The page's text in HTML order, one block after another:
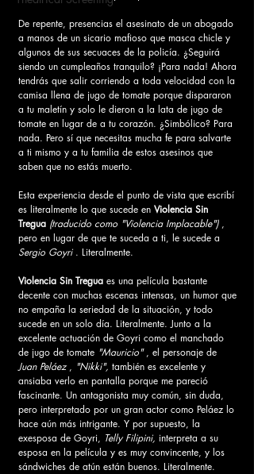
De repente, presencias el asesinato de un abogado
a manos de un sicario mafioso que masca chicle y
algunos de sus secuaces de la policía. ¿Seguirá
siendo un cumpleaños tranquilo? ¡Para nada! Ahora
tendrás que salir corriendo a toda velocidad con la
camisa llena de jugo de tomate porque dispararon
a tu maletín y solo le dieron a la lata de jugo de
tomate en lugar de a tu corazón. ¿Simbólico? Para
nada. Pero sí que necesitas mucha fe para salvarte
a ti mismo y a tu familia de estos asesinos que
saben que no estás muerto.
Esta experiencia desde el punto de vista que escribí
es literalmente lo que sucede en Violencia Sin
Tregua (traducido como "Violencia Implacable") ,
pero en lugar de que te suceda a ti, le sucede a
Sergio Goyri . Literalmente.
Violencia Sin Tregua es una película bastante
decente con muchas escenas intensas, un humor que
no empaña la seriedad de la situación, y todo
sucede en un solo día. Literalmente. Junto a la
excelente actuación de Goyri como el manchado
de jugo de tomate "Mauricio" , el personaje de
Juan Peláez , "Nikki", también es excelente y
ansiaba verlo en pantalla porque me pareció
fascinante. Un antagonista muy común, sin duda,
pero interpretado por un gran actor como Peláez lo
hace aún más intrigante. Y por supuesto, la
exesposa de Goyri, Telly Filipini, interpreta a su
esposa en la película y es muy convincente, y los
sándwiches de atún están buenos. Literalmente.